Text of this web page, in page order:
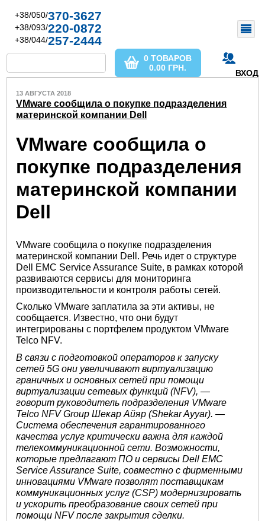
+38/050/370-3627
+38/093/220-0872
+38/044/257-2444
ВХОД
0 ТОВАРОВ
0.00 ГРН.
13 АВГУСТА 2018
VMware сообщила о покупке подразделения
материнской компании Dell
VMware сообщила о
покупке подразделения
материнской компании
Dell
VMware сообщила о покупке подразделения
материнской компании Dell. Речь идет о структуре
Dell EMC Service Assurance Suite, в рамках которой
развиваются сервисы для мониторинга
производительности и контроля работы сетей.
Сколько VMware заплатила за эти активы, не
сообщается. Известно, что они будут
интегрированы с портфелем продуктом VMware
Telco NFV.
В связи с подготовкой операторов к запуску
сетей 5G они увеличивают виртуализацию
граничных и основных сетей при помощи
виртуализации сетевых функций (NFV), —
говорит руководитель подразделения VMware
Telco NFV Group Шекар Айяр (Shekar Ayyar). —
Система обеспечения гарантированного
качества услуг критически важна для каждой
телекоммуникационной сети. Возможности,
которые предлагают ПО и сервисы Dell EMC
Service Assurance Suite, совместно с фирменными
инновациями VMware позволят поставщикам
коммуникационных услуг (CSP) модернизировать
и ускорить преобразование своих сетей при
помощи NFV после закрытия сделки.